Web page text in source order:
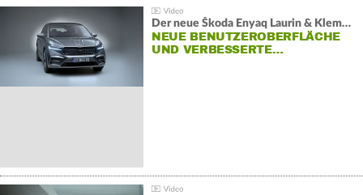
Der neue Škoda Enyaq Laurin & Klement
NEUE BENUTZEROBERFLÄCHE
UND VERBESSERTE…